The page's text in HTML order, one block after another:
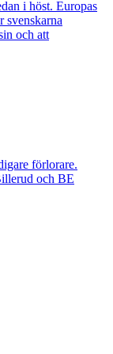
i höst. Europas
svenskarna
och att
förlorare.
och BE